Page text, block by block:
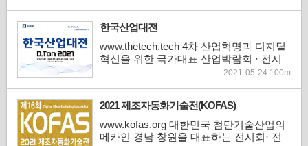
SMATOF 2021· 전시기간2021년 10월 26
일(화) - 10월 29일 (금), 4일간· 전시장소창
원컨벤션센터(CECO) 전시장 전관· 주 최
경상남도, 창원시· 전시분...
한국산업대전
www.thetech.tech 4차 산업혁명과 디지털
혁신을 위한 국가대표 산업박람회 · 전시
회명[국문] 한국산업대전[영문] Digital
털 트윈 가상 전시관 오프라인 : KINTEX
제 1전시장 3, 4, 5홀* 한국국제냉난방공조
전(1홀), 서울국제공구전(2홀) 합동개최 ·
2021-05-24 100m
2021 제조자동화기술전(KOFAS)
www.kofas.org 대한민국 첨단기술산업의
메카인 경남 창원을 대표하는 전시회· 전